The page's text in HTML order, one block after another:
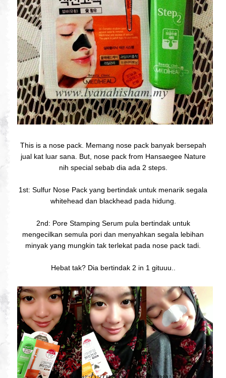
This is a nose pack. Memang nose pack banyak bersepah
jual kat luar sana. But, nose pack from Hansaegee Nature
nih special sebab dia ada 2 steps.
1st: Sulfur Nose Pack yang bertindak untuk menarik segala
whitehead dan blackhead pada hidung.
2nd: Pore Stamping Serum pula bertindak untuk
mengecilkan semula pori dan menyahkan segala lebihan
minyak yang mungkin tak terlekat pada nose pack tadi.
Hebat tak? Dia bertindak 2 in 1 gituuu..